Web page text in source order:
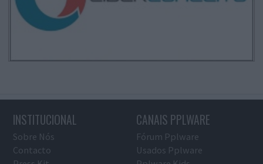
INSTITUCIONAL
Sobre Nós
Contacto
CANAIS PPLWARE
Fórum Pplware
Usados Pplware